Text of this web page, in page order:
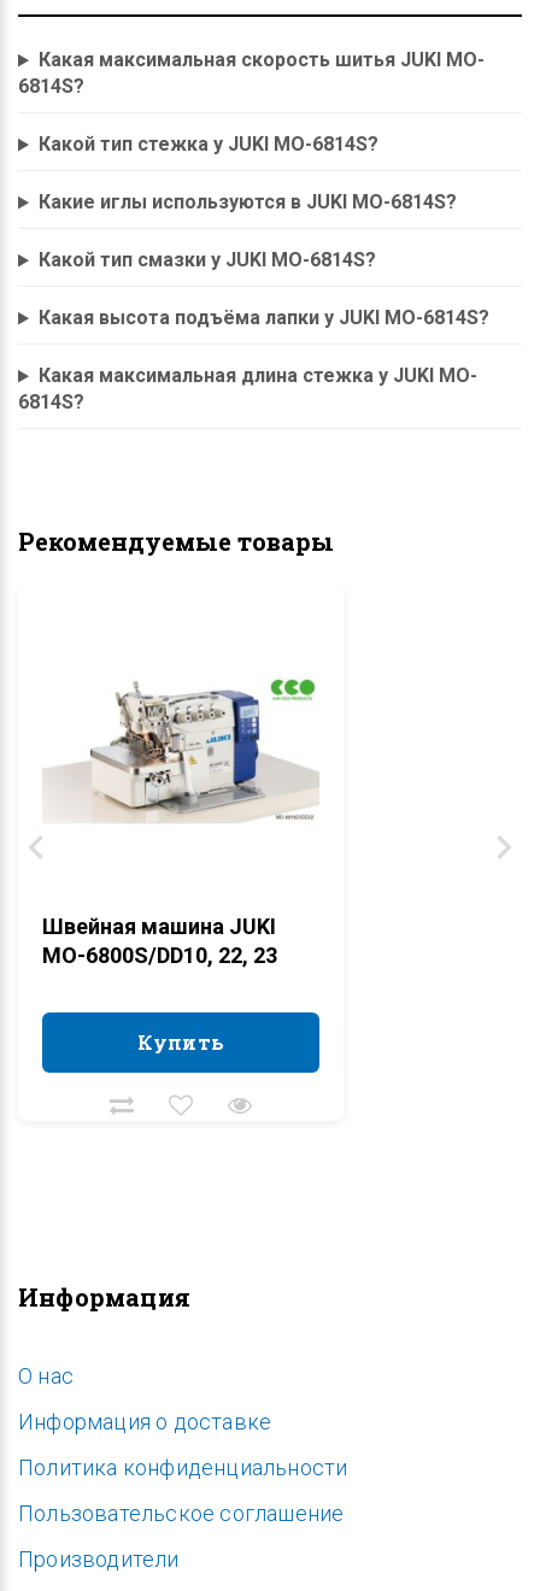
Какая максимальная скорость шитья JUKI MO-
6814S?
Какой тип стежка у JUKI MO-6814S?
Какие иглы используются в JUKI MO-6814S?
Какой тип смазки у JUKI MO-6814S?
Какая высота подъёма лапки у JUKI MO-6814S?
Какая максимальная длина стежка у JUKI MO-
6814S?
Рекомендуемые товары
Швейная машина JUKI
MO-6800S/DD10, 22, 23
Купить
Купить
Информация
O нас
Информация о доставке
Политика конфиденциальности
Пользовательское соглашение
Производители